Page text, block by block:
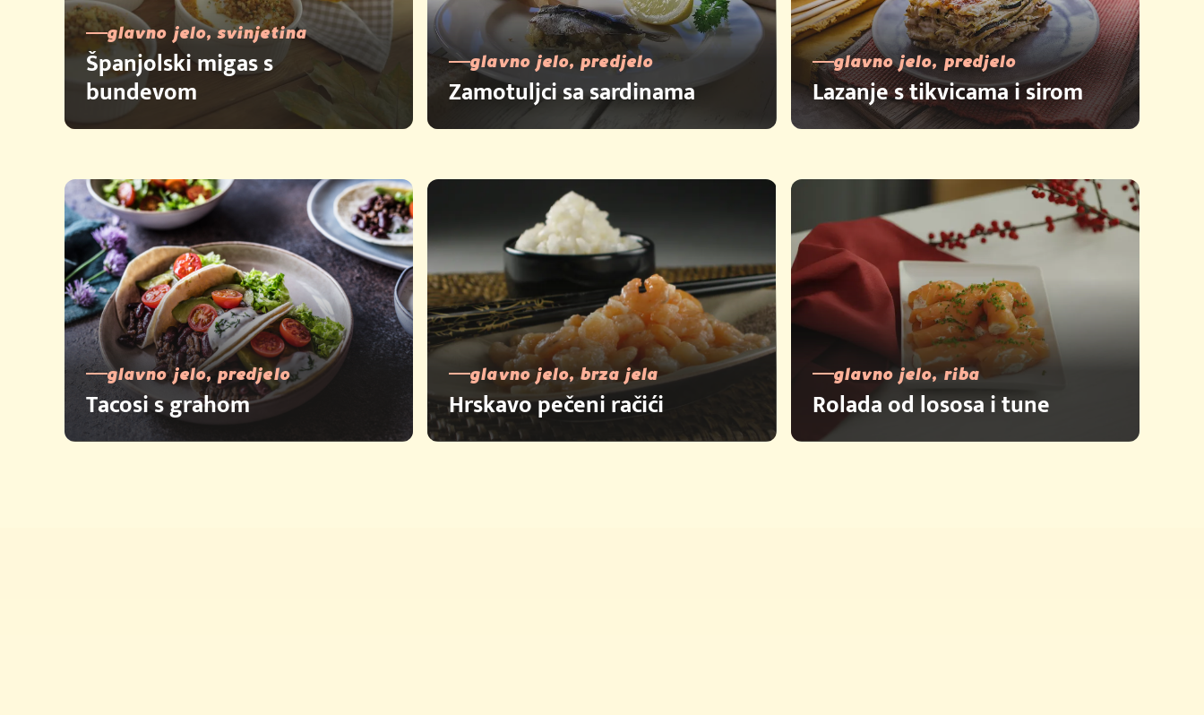
glavno jelo, svinjetina
Španjolski migas s
bundevom
glavno jelo, predjelo
Zamotuljci sa sardinama
glavno jelo, predjelo
Lazanje s tikvicama i sirom
glavno jelo, predjelo
Tacosi s grahom
glavno jelo, brza jela
Hrskavo pečeni račići
glavno jelo, riba
Rolada od lososa i tune